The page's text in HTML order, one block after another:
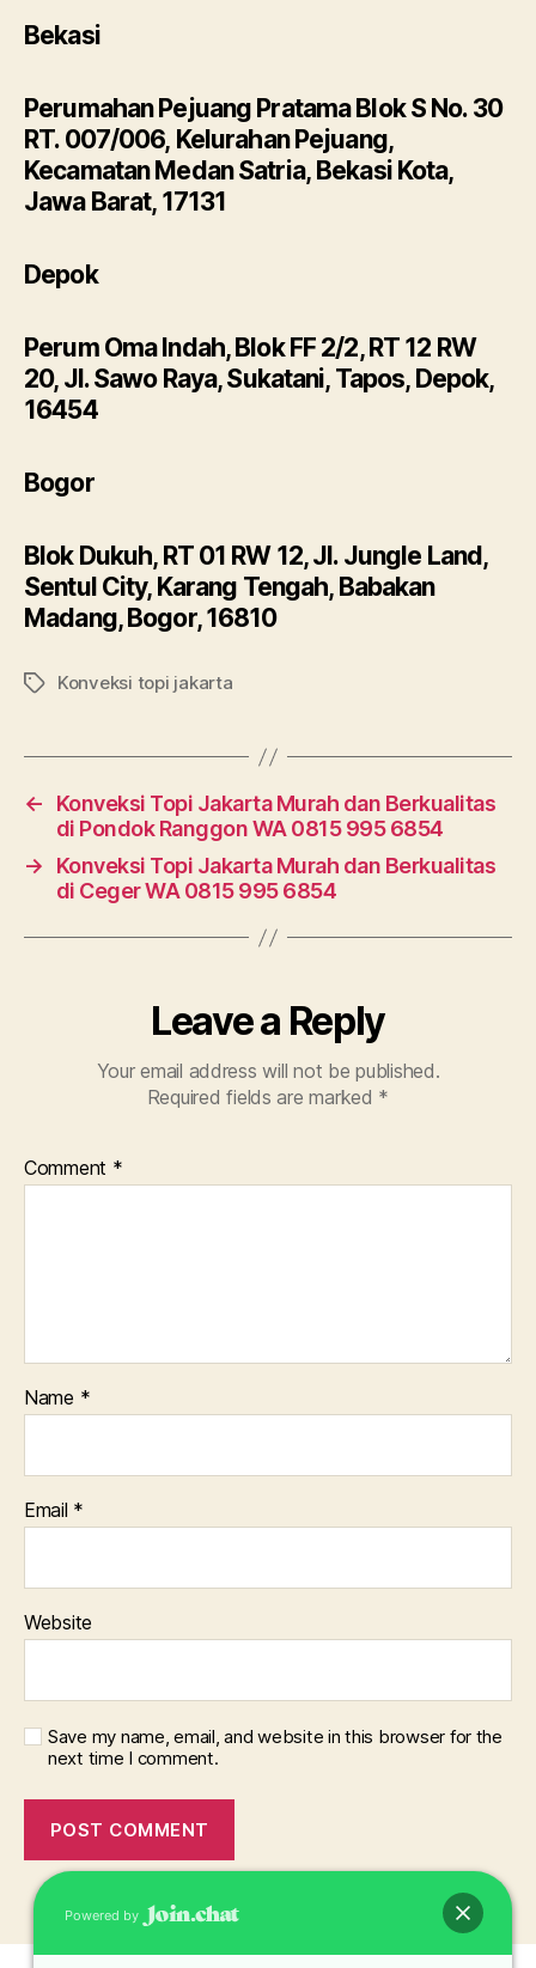
Bekasi
Perumahan Pejuang Pratama Blok S No. 30
RT. 007/006, Kelurahan Pejuang,
Kecamatan Medan Satria, Bekasi Kota,
Jawa Barat, 17131
Depok
Perum Oma Indah, Blok FF 2/2, RT 12 RW
20, Jl. Sawo Raya, Sukatani, Tapos, Depok,
16454
Bogor
Blok Dukuh, RT 01 RW 12, Jl. Jungle Land,
Sentul City, Karang Tengah, Babakan
Madang, Bogor, 16810
TagsKonveksi topi jakarta
←
Konveksi Topi Jakarta Murah dan Berkualitas
di Pondok Ranggon WA 0815 995 6854
→
Konveksi Topi Jakarta Murah dan Berkualitas
di Ceger WA 0815 995 6854
Leave a Reply
Your email address will not be published.
Required fields are marked *
Comment *
Name *
Email *
Website
Save my name, email, and website in this browser for the
next time I comment.
Powered by